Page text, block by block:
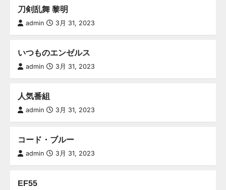
刀剣乱舞 黎明
admin 3月 31, 2023
いつものエンゼルス
admin 3月 31, 2023
人気番組
admin 3月 31, 2023
コード・ブルー
admin 3月 31, 2023
EF55